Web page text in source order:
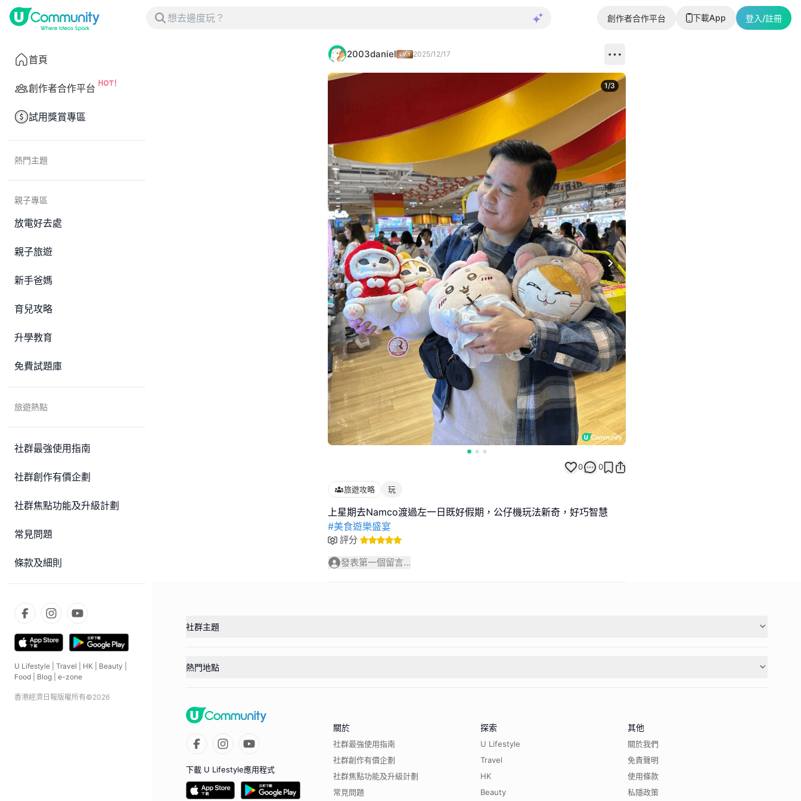
創作者合作平台 下載App 登入/註冊
首頁
創作者合作平台
試用獎賞專區
熱門主題
親子專區
放電好去處
親子旅遊
新手爸媽
育兒攻略
升學教育
免費試題庫
旅遊熱點
社群最強使用指南
社群創作有價企劃
社群焦點功能及升級計劃
常見問題
條款及細則
U Lifestyle Travel HK Beauty
Food
Blog e-zone
香港經濟日報版權所有©2026
2003daniel 2025/12/17
Next slide
1/3
0 0
旅遊攻略 玩
#美食遊樂盛宴
評分
發表第一個留言...
社群主題
熱門地點
下載 U Lifestyle應用程式
關於
社群最強使用指南
社群創作有價企劃
社群焦點功能及升級計劃
常見問題
探索
U Lifestyle
Travel
HK
Beauty
其他
關於我們
免責聲明
使用條款
私隱政策